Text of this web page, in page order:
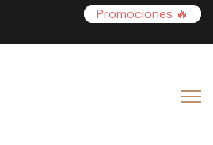
Promociones 🔥